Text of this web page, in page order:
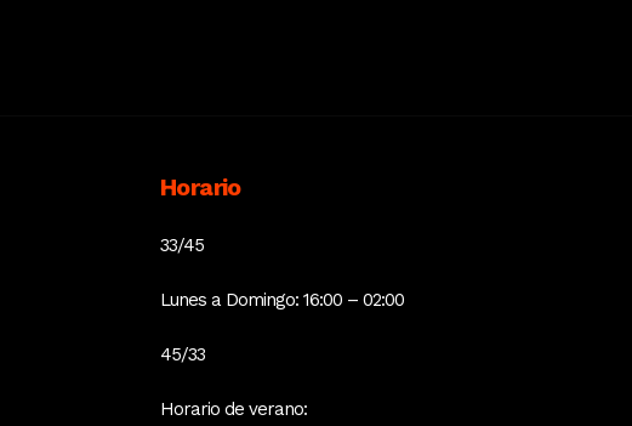
Horario
33/45
Lunes a Domingo: 16:00 – 02:00
45/33
Horario de verano: